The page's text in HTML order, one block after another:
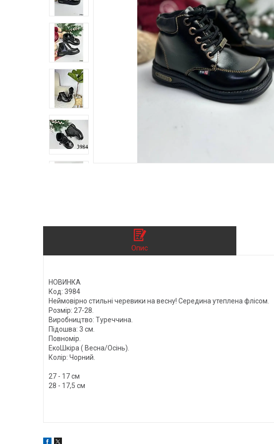
Опис
НОВИНКА
Код: 3984
Неймовірно стильні черевики на весну! Середина утеплена флісом.
Розмір: 27-28.
Виробництво: Туреччина.
Підошва: 3 см.
Повномір.
ЕкоШкіра ( Весна/Осінь).
Колір: Чорний.
27 - 17 см
28 - 17,5 см